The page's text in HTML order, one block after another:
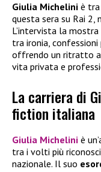
Giulia Michelini è
questa sera su Rai 2,
L’intervista la
tra ironia,
offrendo un ritratto
vita privata e
La carriera di
fiction italiana
Giulia Michelini è
tra i volti più
nazionale. Il suo